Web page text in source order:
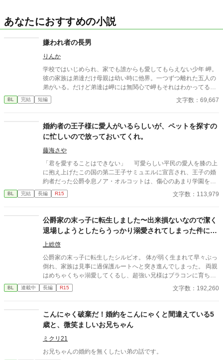
あなたにおすすめの小説
嫌われ者の長男
りんか
学校ではいじめられ、家でも誰からも愛してもらえない少年 岬。
彼の家族は弟達だけ母親は幼い時に他界。一つずつ離れた五人の
弟がいる。だけど弟達は岬には無関心で岬もそれはわかってるけ
ど弟達の役に立つために頑張ってるそんな時とある事件が起き
て.....
BL 完結 短編 文字数：69,667
婚約者の王子様に愛人がいるらしいが、ペットを探すの
に忙しいので放っておいてくれ。
藤海さや
「君を愛することはできない」 可愛らしい平民の愛人を膝の上
に抱え上げたこの国の第二王子サミュエルに宣言され、王子の婚
約者だった公爵令息ノア・オルコットは、傷心のあまり学園を飛
び出してしまった……というのが学園の生徒たちの認識である。
だがノアの本当の目的は、行方不明の自分のペット（魔王の側
目的地へ向かう途中、ノアは完璧な変装をしていたにも関わら
ず、何故かノアを追ってきたらしい王子サミュエルに捕まってし
まう。 ◇拙作「僕が勇者に殺された件。」に出てきたノアの話で
すが、一応単体でも読めます。 ◇テキトー設定。細かいツッコミ
はご容赦ください。見切り発車なので不定期更新となります。
BL 完結 長編 R15 文字数：113,979
公爵家の末っ子に転生しました〜出来損ないなので潔く
退場しようとしたらうっかり溺愛されてしまった件につ
いて〜
上総啓
公爵家の末っ子に転生したシルビオ。 体が弱く生まれて早々ぶっ
倒れ、家族は見事に過保護ルートへと突き進んでしまった。 両親
はめちゃくちゃ溺愛してくるし、超強い兄様はブラコンに育ち弟
絶対守るマンに……。 せっかくファンタジーの世界に転生したん
だから魔法も使えたり？と思ったら、我が家に代々伝わる上位氷
く『神聖魔法』？というか『神聖魔法』を操れるのは神に選ばれ
た愛し子だけ……？ どうせ余命幾ばくもない出来損ないなら仕方
ない、お荷物の僕はさっさと今世からも退場しよう……と思って
たのに？ 偶然騎士たちを神聖魔法で救って、何故か天使と呼ばれ
て崇められたり。終いには帝国最強の狂血皇子に溺愛されて囲わ
れちゃったり……いやいやちょっと待て。魔王様、主神様、まさ
BL 連載中 長編 R15 文字数：192,260
こんにゃく破棄だ！婚約をこんにゃくと間違えている5
歳と、微笑ましいお兄ちゃん
ミクリ21
お兄ちゃんの婚約を無くしたい弟の話です。